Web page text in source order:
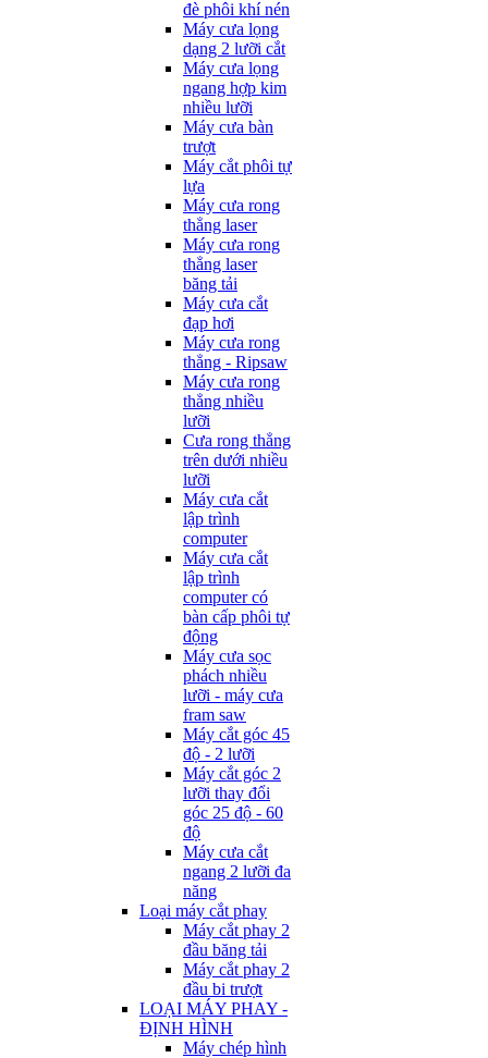
đè phôi khí nén
Máy cưa lọng
dạng 2 lưỡi cắt
Máy cưa lọng
ngang hợp kim
nhiều lưỡi
Máy cưa bàn
trượt
Máy cắt phôi tự
lựa
Máy cưa rong
thẳng laser
Máy cưa rong
thẳng laser
băng tải
Máy cưa cắt
đạp hơi
Máy cưa rong
thẳng - Ripsaw
Máy cưa rong
thẳng nhiều
lưỡi
Cưa rong thẳng
trên dưới nhiều
lưỡi
Máy cưa cắt
lập trình
computer
Máy cưa cắt
lập trình
computer có
bàn cấp phôi tự
động
Máy cưa sọc
phách nhiều
lưỡi - máy cưa
fram saw
Máy cắt góc 45
độ - 2 lưỡi
Máy cắt góc 2
lưỡi thay đổi
góc 25 độ - 60
độ
Máy cưa cắt
ngang 2 lưỡi đa
năng
Loại máy cắt phay
Máy cắt phay 2
đầu băng tải
Máy cắt phay 2
đầu bi trượt
LOẠI MÁY PHAY -
ĐỊNH HÌNH
Máy chép hình